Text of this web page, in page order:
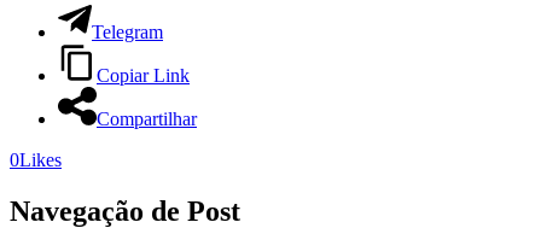
Telegram
Copiar Link
Compartilhar
0Likes
Navegação de Post